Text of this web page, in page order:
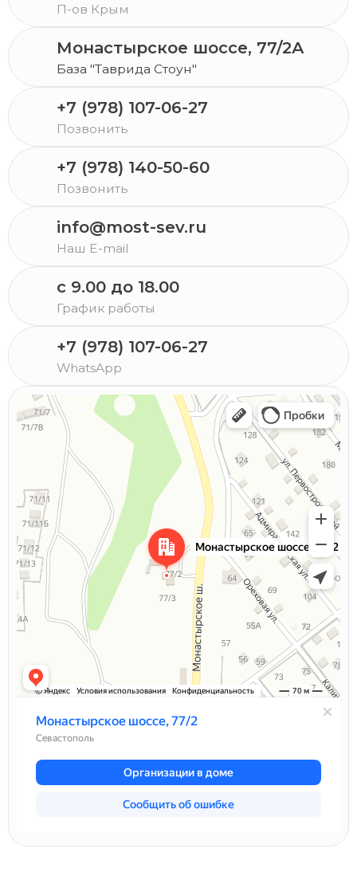
П-ов Крым
Монастырское шоссе, 77/2А
База "Таврида Стоун"
+7 (978) 107-06-27
Позвонить
+7 (978) 140-50-60
Позвонить
info@most-sev.ru
Наш E-mail
c 9.00 до 18.00
График работы
+7 (978) 107-06-27
WhatsApp
Севастополь
Монастырское шоссе, 77/2 — Яндекс Карты